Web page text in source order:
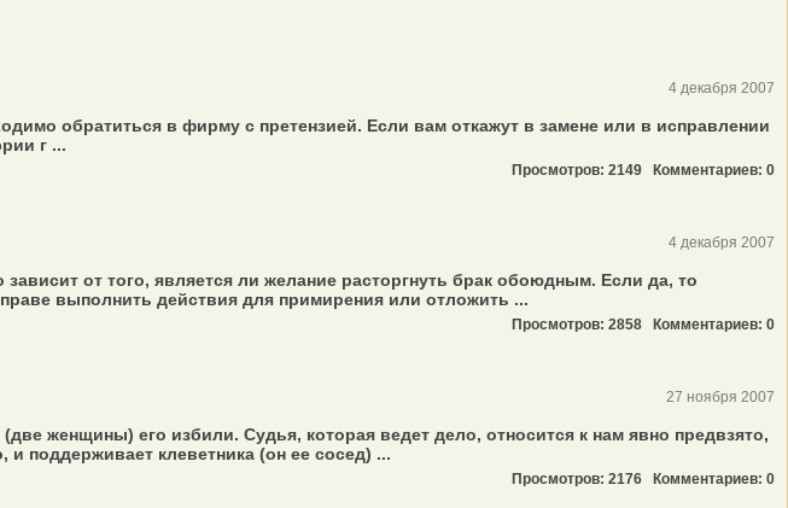
4 декабря 2007
обратиться в фирму с претензией. Если вам откажут в замене или в исправлении
г ...
Просмотров: 2149 Комментариев: 0
4 декабря 2007
от того, является ли желание расторгнуть брак обоюдным. Если да, то
выполнить действия для примирения или отложить ...
Просмотров: 2858 Комментариев: 0
27 ноября 2007
женщины) его избили. Судья, которая ведет дело, относится к нам явно предвзято,
поддерживает клеветника (он ее сосед) ...
Просмотров: 2176 Комментариев: 0